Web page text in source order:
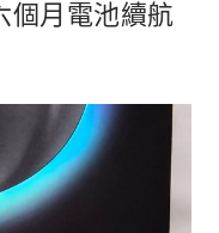
個月電池續航